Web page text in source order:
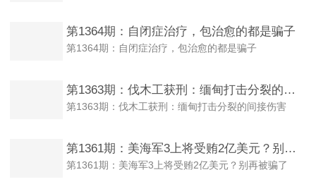
第1364期：自闭症治疗，包治愈的都是骗子
第1364期：自闭症治疗，包治愈的都是骗子
第1363期：伐木工获刑：缅甸打击分裂的间接伤害
第1363期：伐木工获刑：缅甸打击分裂的间接伤害
第1361期：美海军3上将受贿2亿美元？别再被骗了
第1361期：美海军3上将受贿2亿美元？别再被骗了